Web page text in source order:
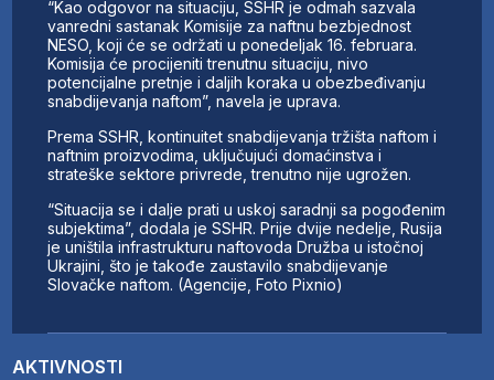
AKTIVNOSTI
“Kao odgovor na situaciju, SSHR je odmah sazvala
vanredni sastanak Komisije za naftnu bezbjednost
NESO, koji će se održati u ponedeljak 16. februara.
Komisija će procijeniti trenutnu situaciju, nivo
potencijalne pretnje i daljih koraka u obezbeđivanju
snabdijevanja naftom”, navela je uprava.
Prema SSHR, kontinuitet snabdijevanja tržišta naftom i
naftnim proizvodima, uključujući domaćinstva i
strateške sektore privrede, trenutno nije ugrožen.
“Situacija se i dalje prati u uskoj saradnji sa pogođenim
subjektima”, dodala je SSHR. Prije dvije nedelje, Rusija
je uništila infrastrukturu naftovoda Družba u istočnoj
Ukrajini, što je takođe zaustavilo snabdijevanje
Slovačke naftom. (Agencije, Foto Pixnio)